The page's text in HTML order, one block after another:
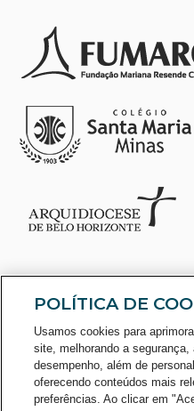
CONSULTE O CADASTRO
POLÍTICA DE
Usamos cookies para
site, melhorando a segurança,
desempenho, além de
oferecendo conteúdos mais
preferências. Ao clicar em